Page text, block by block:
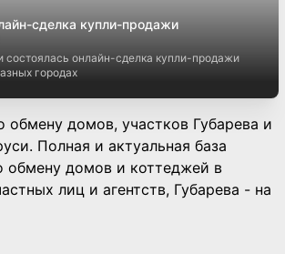
сделка купли-продажи
состоялась онлайн-сделка купли-продажи
городах
обмену домов, участков Губарева и
Полная и актуальная база
обмену домов и коттеджей в
лиц и агентств, Губарева - на